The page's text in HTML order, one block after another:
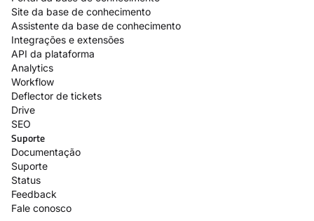
Site da base de conhecimento
Assistente da base de conhecimento
Integrações e extensões
API da plataforma
Analytics
Workflow
Deflector de tickets
Drive
SEO
Suporte
Documentação
Suporte
Status
Feedback
Fale conosco